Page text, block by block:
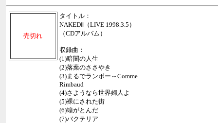
売切れ
タイトル：
NAKEDⅡ（LIVE 1998.3.5）
（CDアルバム）
収録曲：
(1)暗闇の人生
(2)落葉のささやき
(3)まるでランボー～Comme
Rimbaud
(4)さようなら世界婦人よ
(5)裸にされた街
(6)蝗がとんだ
(7)バクテリア